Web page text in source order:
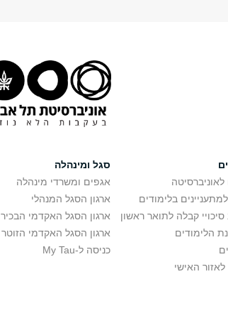
לאוניברסיטה
בלימודים
סיכויי קבלה לתואר ראשון
הלימודים
לאזור האישי
סגל ומינהלה
אגפים ומשרדי מינהלה
ארגון הסגל המנהלי
ארגון הסגל האקדמי הבכיר
ארגון הסגל האקדמי הזוטר
כניסה ל-My Tau